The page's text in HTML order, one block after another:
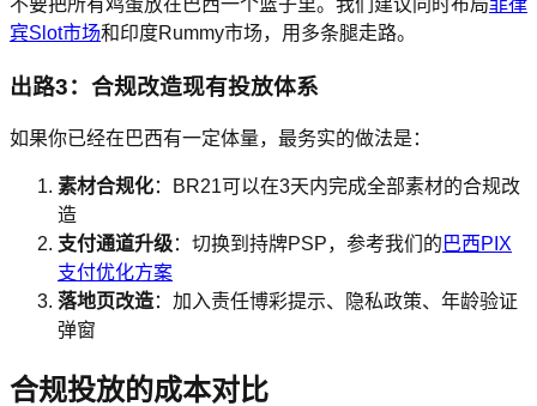
不要把所有鸡蛋放在巴西一个篮子里。我们建议同时布局菲律
宾Slot市场和印度Rummy市场，用多条腿走路。
出路3：合规改造现有投放体系
如果你已经在巴西有一定体量，最务实的做法是：
素材合规化：BR21可以在3天内完成全部素材的合规改
造
支付通道升级：切换到持牌PSP，参考我们的巴西PIX
支付优化方案
落地页改造：加入责任博彩提示、隐私政策、年龄验证
弹窗
合规投放的成本对比